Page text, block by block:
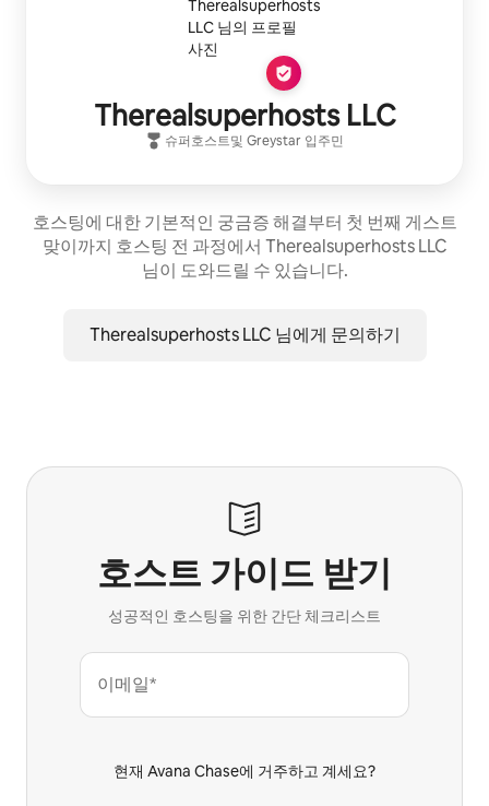
Therealsuperhosts LLC
슈퍼호스트및 Greystar 입주민
호스팅에 대한 기본적인 궁금증 해결부터 첫 번째 게스트
맞이까지 호스팅 전 과정에서 Therealsuperhosts LLC
님이 도와드릴 수 있습니다.
Therealsuperhosts LLC 님에게 문의하기
호스트 가이드 받기
성공적인 호스팅을 위한 간단 체크리스트
이메일*
현재 Avana Chase에 거주하고 계세요?